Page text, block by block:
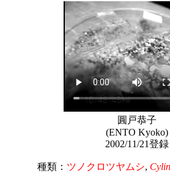
圓戸恭子
(ENTO Kyoko)
2002/11/21登録
種類： ツノクロツヤムシ,